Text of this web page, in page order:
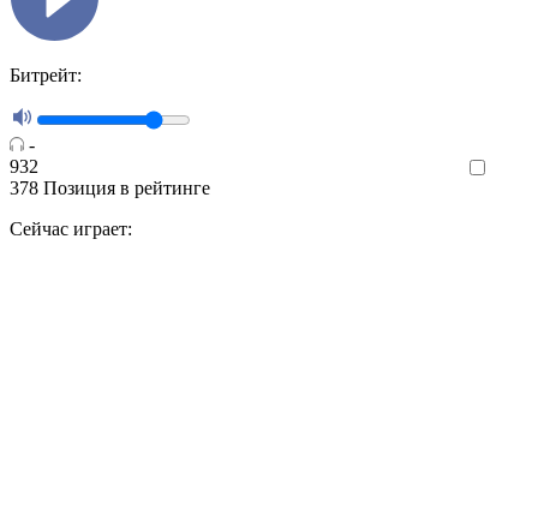
Битрейт:
-
932
378 Позиция в рейтинге
Сейчас играет: